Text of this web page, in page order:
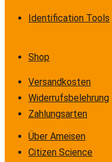
Identification Tools
Shop
Versandkosten
Widerrufsbelehrung
Zahlungsarten
Über Ameisen
Citizen Science